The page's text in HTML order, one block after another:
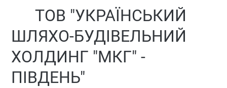
ТОВ "УКРАЇНСЬКИЙ
ШЛЯХО-БУДІВЕЛЬНИЙ
ХОЛДИНГ "МКГ" -
ПІВДЕНЬ"